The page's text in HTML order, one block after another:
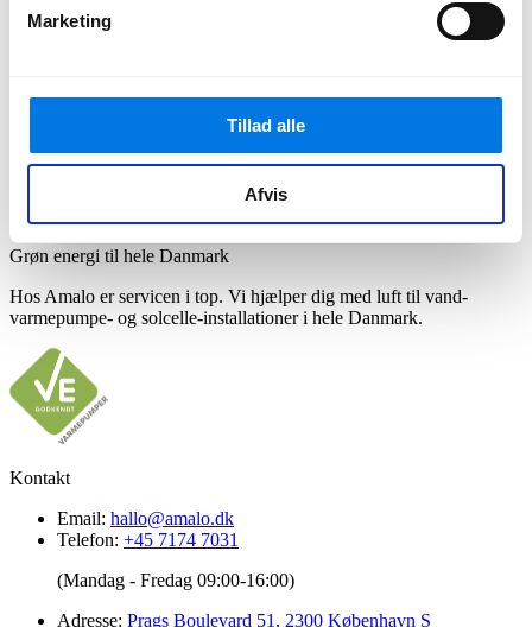
Marketing
Tillad alle
Afvis
frisk luft.
Selvom det kan virke fristende at placere varmepumpen i carporten
for at skjule den eller beskytte den mod vejrforhold, anbefaler vi
stærkt, at du overvejer
Grøn energi til hele Danmark
Hos Amalo er servicen i top. Vi hjælper dig med luft til vand-
varmepumpe- og solcelle-installationer i hele Danmark.
Kontakt
Email: hallo@amalo.dk
Telefon: +45 7174 7031
(Mandag - Fredag 09:00-16:00)
Adresse: Prags Boulevard 51, 2300 København S